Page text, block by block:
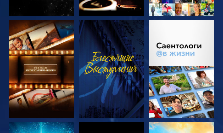
СМОТРЕТЬ
ПЕРЕДАЧИ
СМОТРЕТЬ
СМОТРЕТЬ